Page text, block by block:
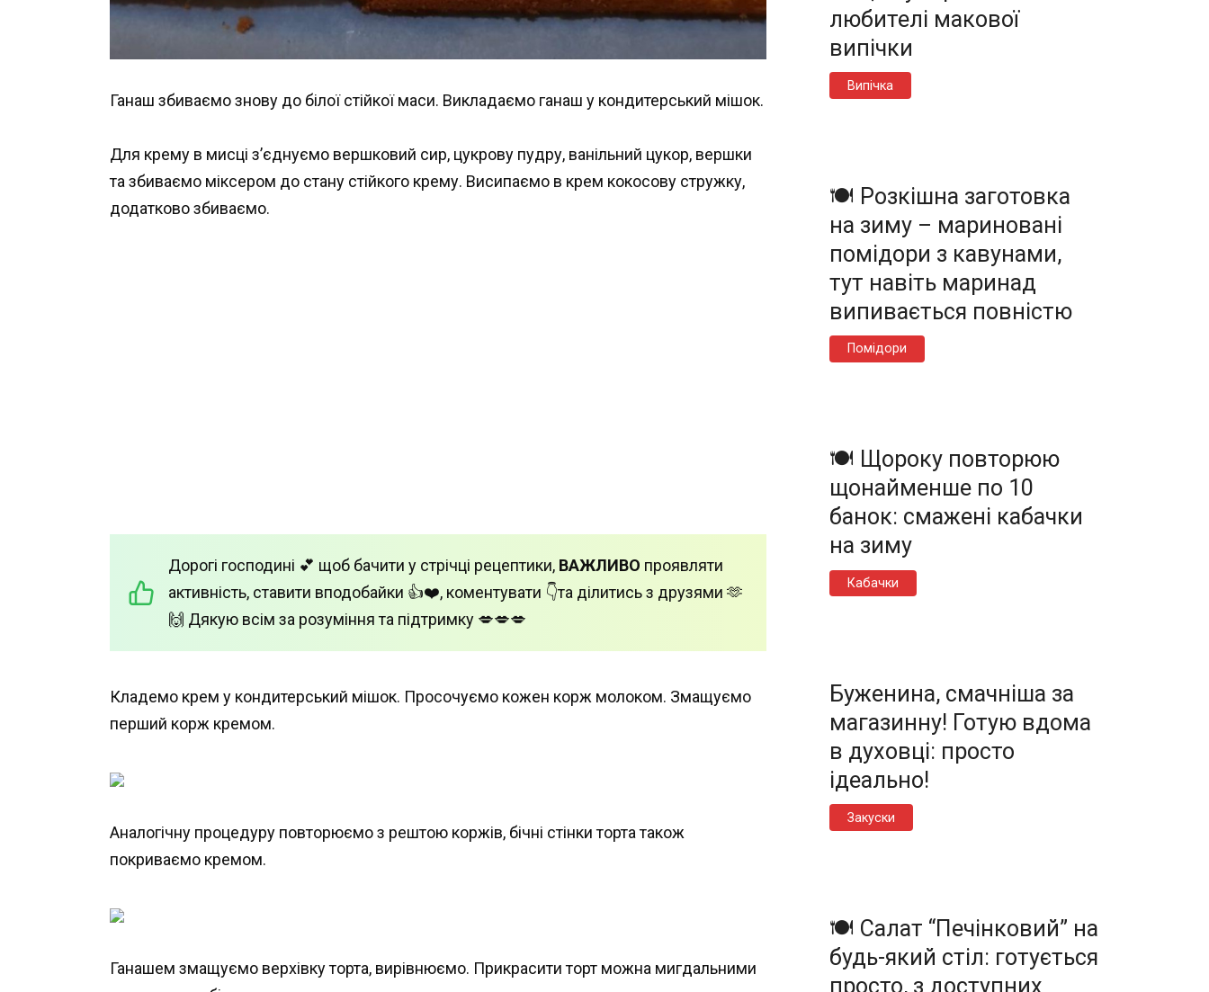
Ганаш збиваємо знову до білої стійкої маси. Викладаємо ганаш у кондитерський мішок.
Для крему в мисці з’єднуємо вершковий сир, цукрову пудру, ванільний цукор, вершки
та збиваємо міксером до стану стійкого крему. Висипаємо в крем кокосову стружку,
додатково збиваємо.
Дорогі господині 💕 щоб бачити у стрічці рецептики, ВАЖЛИВО проявляти
активність, ставити вподобайки 👍❤️, коментувати 👇та ділитись з друзями 🫶
🙌 Дякую всім за розуміння та підтримку 💋💋💋
Кладемо крем у кондитерський мішок. Просочуємо кожен корж молоком. Змащуємо
перший корж кремом.
Аналогічну процедуру повторюємо з рештою коржів, бічні стінки торта також
покриваємо кремом.
Ганашем змащуємо верхівку торта, вирівнюємо. Прикрасити торт можна мигдальними
любителі макової
випічки
Випічка
🍽️ Розкішна заготовка
на зиму – мариновані
помідори з кавунами,
тут навіть маринад
випивається повністю
Помідори
🍽️ Щороку повторюю
щонайменше по 10
банок: смажені кабачки
на зиму
Кабачки
Буженина, смачніша за
магазинну! Готую вдома
в духовці: просто
ідеально!
Закуски
🍽️ Салат “Печінковий” на
будь-який стіл: готується
просто, з доступних